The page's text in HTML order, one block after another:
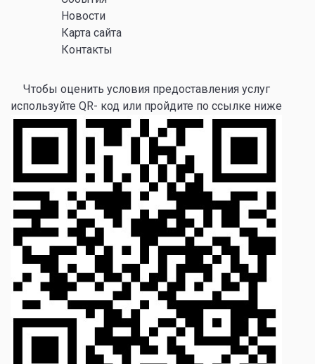
Новости
Карта сайта
Контакты
Чтобы оценить условия предоставления услуг
используйте QR- код или пройдите по ссылке ниже